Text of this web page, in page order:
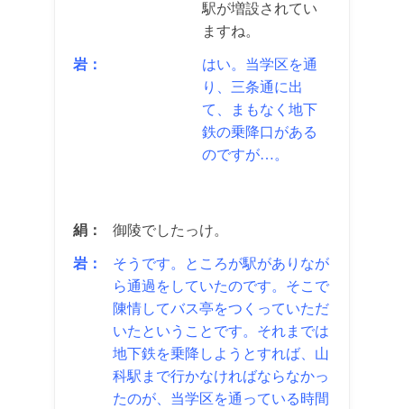
駅が増設されてい
ますね。
岩：
はい。当学区を通
り、三条通に出
て、まもなく地下
鉄の乗降口がある
のですが…。
絹： 御陵でしたっけ。
岩：
そうです。ところが駅がありなが
ら通過をしていたのです。そこで
陳情してバス亭をつくっていただ
いたということです。それまでは
地下鉄を乗降しようとすれば、山
科駅まで行かなければならなかっ
たのが、当学区を通っている時間